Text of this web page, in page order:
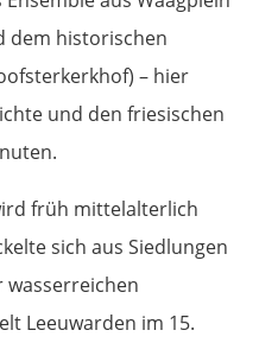
dem historischen
– hier
und den friesischen
früh mittelalterlich
sich aus Siedlungen
wasserreichen
Leeuwarden im 15.